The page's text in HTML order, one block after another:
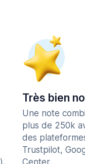
Très bien
Une note
plus de 250k
des
Trustpilot,
Center.